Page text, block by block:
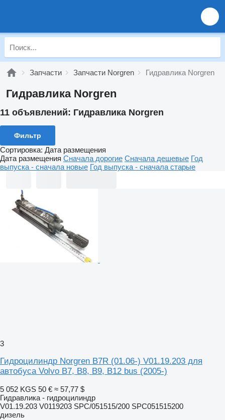
Запчасти Запчасти Norgren Гидравлика Norgren
Гидравлика Norgren
11 объявлений: Гидравлика Norgren
Фильтр
Сортировка: Дата размещения
Дата размещения Сначала дорогие Сначала дешевые Год
выпуска - сначала новые Год выпуска - сначала старые
3
Гидроцилиндр Norgren B7R (01.06-) V01.19.203 для
автобуса Volvo B7, B8, B9, B12 bus (2005-)
5 052 KGS 50 € ≈ 57,77 $
Гидравлика - гидроцилиндр
V01.19.203 V0119203 SPC/051515/200 SPC051515200
дизель